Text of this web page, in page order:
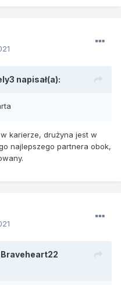
napisał(a):
karierze, drużyna jest w
najlepszego partnera obok,
Braveheart22